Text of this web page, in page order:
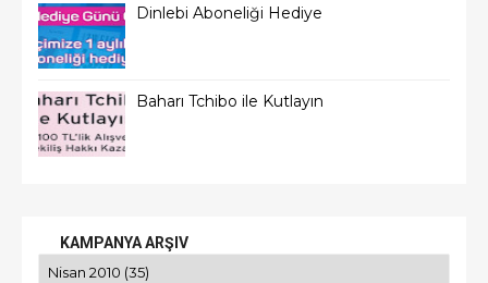
Dinlebi Aboneliği Hediye
Baharı Tchibo ile Kutlayın
KAMPANYA ARŞIV